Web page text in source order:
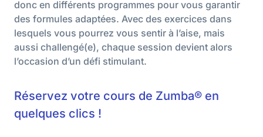
donc en différents programmes pour vous garantir
des formules adaptées. Avec des exercices dans
lesquels vous pourrez vous sentir à l’aise, mais
aussi challengé(e), chaque session devient alors
l’occasion d’un défi stimulant.
Réservez votre cours de Zumba® en
quelques clics !